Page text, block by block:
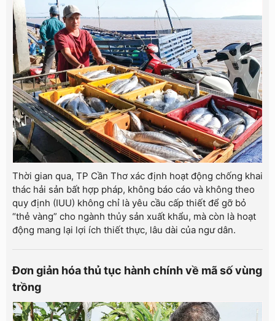
Thời gian qua, TP Cần Thơ xác định hoạt động chống khai
thác hải sản bất hợp pháp, không báo cáo và không theo
quy định (IUU) không chỉ là yêu cầu cấp thiết để gỡ bỏ
“thẻ vàng” cho ngành thủy sản xuất khẩu, mà còn là hoạt
động mang lại lợi ích thiết thực, lâu dài của ngư dân.
Đơn giản hóa thủ tục hành chính về mã số vùng
trồng